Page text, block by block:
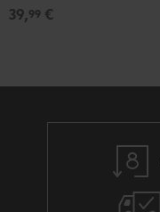
(Paar)(Paar)
39,99 €